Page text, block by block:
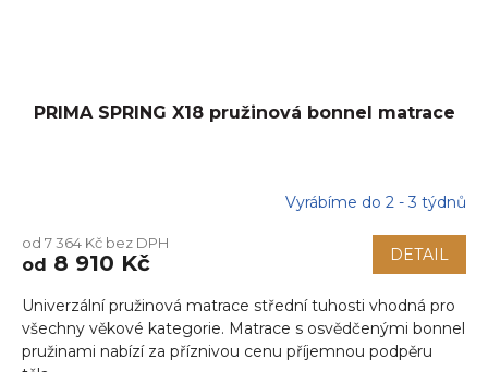
PRIMA SPRING X18 pružinová bonnel matrace
produktu
je
z
5
hvězdiček.
Vyrábíme do 2 - 3 týdnů
od 7 364 Kč bez DPH
od 8 910 Kč DETAIL
Univerzální pružinová matrace střední tuhosti vhodná pro
všechny věkové kategorie. Matrace s osvědčenými bonnel
pružinami nabízí za příznivou cenu příjemnou podpěru